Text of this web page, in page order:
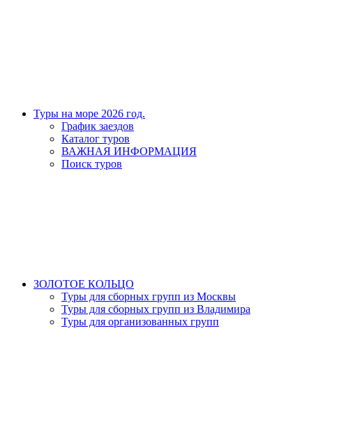
Туры на море 2026 год.
График заездов
Каталог туров
ВАЖНАЯ ИНФОРМАЦИЯ
Поиск туров
ЗОЛОТОЕ КОЛЬЦО
Туры для сборных групп из Москвы
Туры для сборных групп из Владимира
Туры для организованных групп